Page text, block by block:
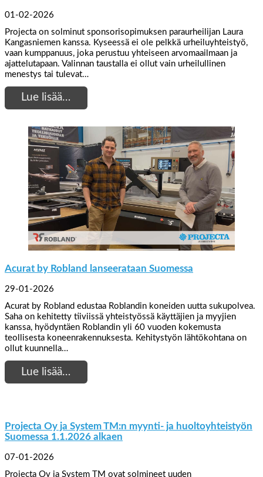
01-02-2026
Projecta on solminut sponsorisopimuksen paraurheilijan Laura
Kangasniemen kanssa. Kyseessä ei ole pelkkä urheiluyhteistyö,
vaan kumppanuus, joka perustuu yhteiseen arvomaailmaan ja
ajattelutapaan. Valinnan taustalla ei ollut vain urheilullinen
menestys tai tulevat…
Lue lisää…
Acurat by Robland lanseerataan Suomessa
29-01-2026
Acurat by Robland edustaa Roblandin koneiden uutta sukupolvea.
Saha on kehitetty tiiviissä yhteistyössä käyttäjien ja myyjien
kanssa, hyödyntäen Roblandin yli 60 vuoden kokemusta
teollisesta koneenrakennuksesta. Kehitystyön lähtökohtana on
ollut kuunnella…
Lue lisää…
Projecta Oy ja System TM:n myynti- ja huoltoyhteistyön
Suomessa 1.1.2026 alkaen
07-01-2026
Projecta Oy ja System TM ovat solmineet uuden